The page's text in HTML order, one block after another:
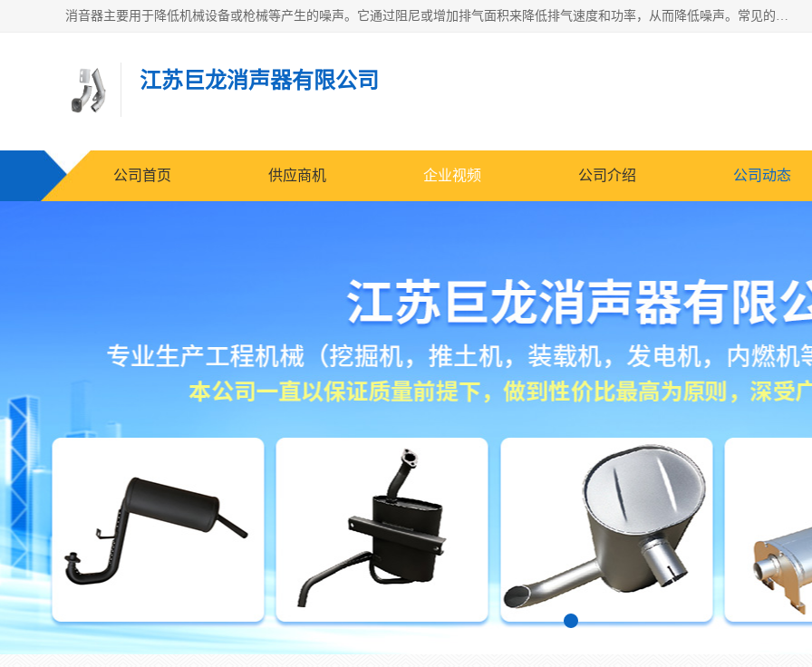
消音器主要用于降低机械设备或枪械等产生的噪声。它通过阻尼或增加排气面积来降低排气速度和功率，从而降低噪声。常见的消音器类型包括阻性消声器、抗性消声器、共振消声器以及阻抗复合式消声器等。这些消音器各有特点，适用于不同频率的噪声消除。
江苏巨龙消声器有限公司
公司首页 供应商机 企业视频 公司介绍 公司动态